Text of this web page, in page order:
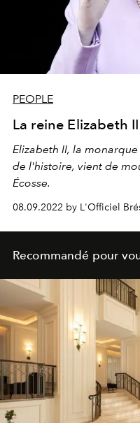
PEOPLE
La reine Elizabeth
Elizabeth II, la
de l'histoire, vient de
Écosse.
08.09.2022 by L'Officiel
Recommandé pour